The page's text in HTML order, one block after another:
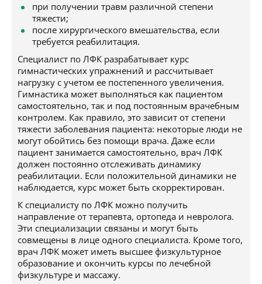
при получении травм различной степени
тяжести;
после хирургического вмешательства, если
требуется реабилитация.
Специалист по ЛФК разрабатывает курс
гимнастических упражнений и рассчитывает
нагрузку с учетом ее постепенного увеличения.
Гимнастика может выполняться как пациентом
самостоятельно, так и под постоянным врачебным
контролем. Как правило, это зависит от степени
тяжести заболевания пациента: некоторые люди не
могут обойтись без помощи врача. Даже если
пациент занимается самостоятельно, врач ЛФК
должен постоянно отслеживать динамику
реабилитации. Если положительной динамики не
наблюдается, курс может быть скорректирован.
К специалисту по ЛФК можно получить
направление от терапевта, ортопеда и невролога.
Эти специализации связаны и могут быть
совмещены в лице одного специалиста. Кроме того,
врач ЛФК может иметь высшее физкультурное
образование и окончить курсы по лечебной
физкультуре и массажу.